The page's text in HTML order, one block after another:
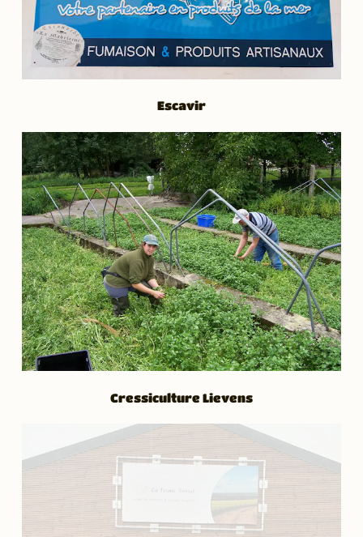
Escavir
Cressiculture Lievens